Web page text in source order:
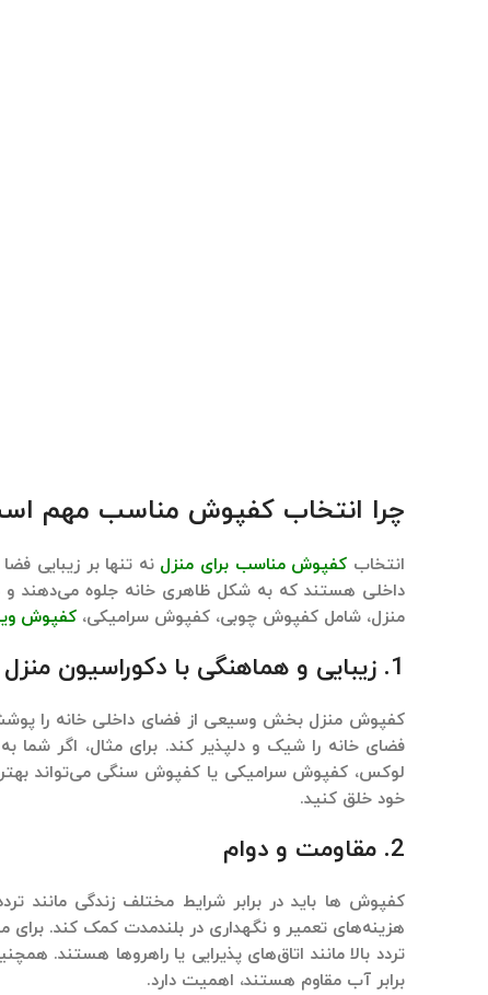
چرا انتخاب کفپوش مناسب مهم
انتخاب کفپوش مناسب برای منزل نه تنها بر زیبایی
داخلی هستند که به شکل ظاهری خانه جلوه می‌دهند و در عین
منزل، شامل کفپوش چوبی، کفپوش سرامیکی، کفپوش
1. زیبایی و هماهنگی با دکوراسیون منزل
کفپوش منزل بخش وسیعی از فضای داخلی خانه را
فضای خانه را شیک و دلپذیر کند. برای مثال، اگر
لوکس، کفپوش سرامیکی یا کفپوش سنگی می‌تواند
خود خلق کنید.
2. مقاومت و دوام
کفپوش‌ ها باید در برابر شرایط مختلف زندگی مانند
هزینه‌های تعمیر و نگهداری در بلندمدت کمک کند. برای
تردد بالا مانند اتاق‌های پذیرایی یا راهروها هستند.
برابر آب مقاوم هستند، اهمیت دارد.